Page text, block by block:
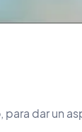
dar un